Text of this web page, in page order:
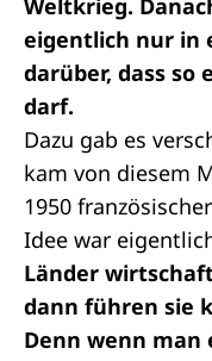
Weltkrieg.
eigentlich nur in
darüber, dass so
darf.
Dazu gab es
kam von diesem
1950
Idee war
Länder
dann führen sie
Denn wenn man